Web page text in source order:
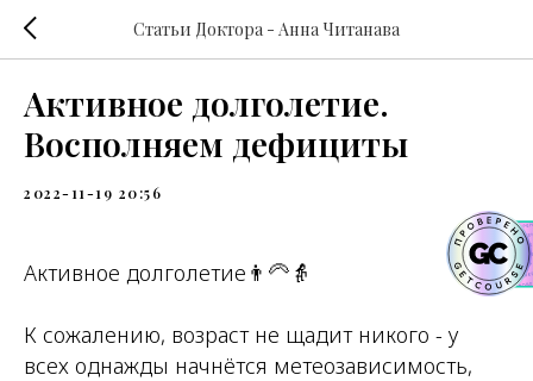
Статьи Доктора - Анна Читанава
Активное долголетие.
Восполняем дефициты
2022-11-19 20:56
Активное долголетие👨‍🦳👵
К сожалению, возраст не щадит никого - у
всех однажды начнётся метеозависимость,